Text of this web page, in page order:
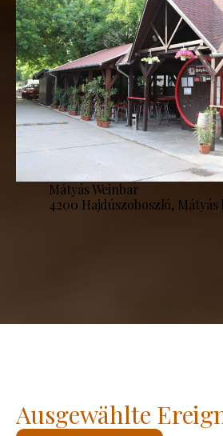
Mátyás Weinbar
4200 Hajdúszoboszló, Mátyás
Ausgewählte